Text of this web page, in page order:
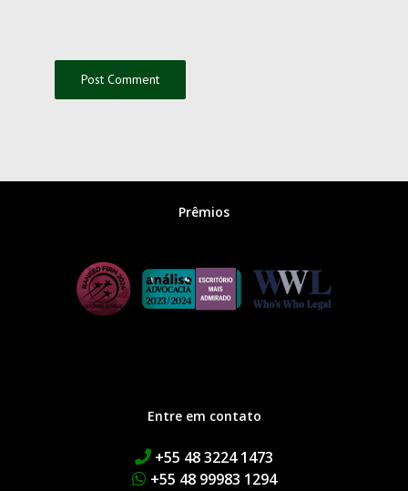
Prêmios
Entre em contato
+55 48 3224 1473
+55 48 99983 1294